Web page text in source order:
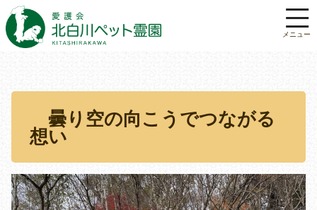
曇り空の向こうでつながる
想い